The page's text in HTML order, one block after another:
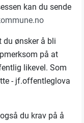
kan du sende
du ønsker å bli
på at
likevel. Som
- jf.offentleglova
du krav på å